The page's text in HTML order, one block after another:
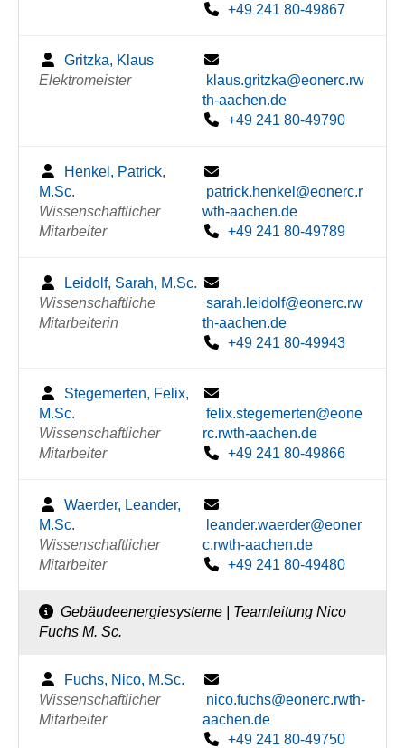
+49 241 80-49867
Gritzka, Klaus
Elektromeister
klaus.gritzka@eonerc.rw
th-aachen.de
+49 241 80-49790
Henkel, Patrick,
M.Sc.
Wissenschaftlicher
Mitarbeiter
patrick.henkel@eonerc.r
wth-aachen.de
+49 241 80-49789
Leidolf, Sarah, M.Sc.
Wissenschaftliche
Mitarbeiterin
sarah.leidolf@eonerc.rw
th-aachen.de
+49 241 80-49943
Stegemerten, Felix,
M.Sc.
Wissenschaftlicher
Mitarbeiter
felix.stegemerten@eone
rc.rwth-aachen.de
+49 241 80-49866
Waerder, Leander,
M.Sc.
Wissenschaftlicher
Mitarbeiter
leander.waerder@eoner
c.rwth-aachen.de
+49 241 80-49480
Gebäudeenergiesysteme | Teamleitung Nico
Fuchs M. Sc.
Fuchs, Nico, M.Sc.
Wissenschaftlicher
Mitarbeiter
nico.fuchs@eonerc.rwth-
aachen.de
+49 241 80-49750